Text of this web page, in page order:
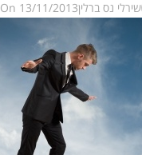
שירלי נס ברליןOn 13/11/2013